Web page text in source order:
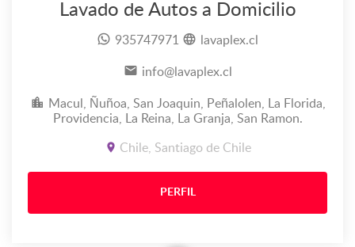
Lavado de Autos a Domicilio
935747971 lavaplex.cl
info@lavaplex.cl
Macul, Ñuñoa, San Joaquin, Peñalolen, La Florida,
Providencia, La Reina, La Granja, San Ramon.
Chile, Santiago de Chile
PERFIL